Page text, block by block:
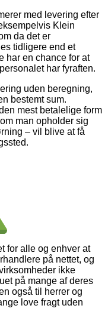
med levering efter
Klein
da det er
tidligere end et
har en chance for at
har fyraften.
uden beregning,
bestemt sum.
mest betalelige form
man opholder sig
– vil blive at få
for alle og enhver at
på nettet, og
ikke
på mange af deres
også til herrer og
love fragt uden